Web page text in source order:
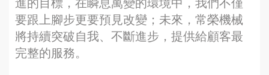
進的目標，在瞬息萬變的環境中，我們不僅
要跟上腳步更要預見改變；未來，常榮機械
將持續突破自我、不斷進步，提供給顧客最
完整的服務。